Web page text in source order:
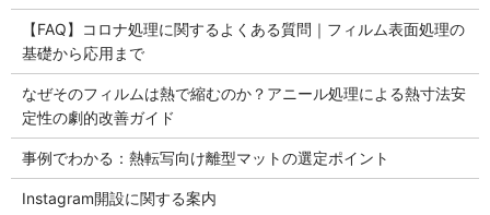
【FAQ】コロナ処理に関するよくある質問｜フィルム表面処理の
基礎から応用まで
なぜそのフィルムは熱で縮むのか？アニール処理による熱寸法安
定性の劇的改善ガイド
事例でわかる：熱転写向け離型マットの選定ポイント
Instagram開設に関する案内